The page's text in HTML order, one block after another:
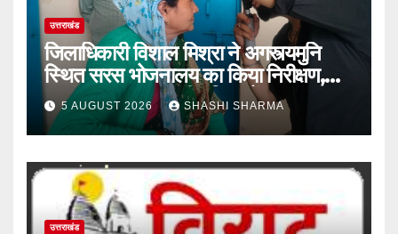
उत्तराखंड
जिलाधिकारी विशाल मिश्रा ने अगस्त्यमुनि
स्थित सरस भोजनालय का किया निरीक्षण,
स्वयं सहायता समूह की महिलाओं का बढ़ाया
उत्साह
5 AUGUST 2026 SHASHI SHARMA
उत्तराखंड